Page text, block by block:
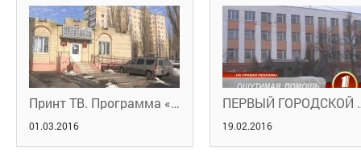
Принт ТВ. Программа «В нашей власти» от 15 февраля 2016 года
01.03.2016
ПЕРВЫЙ
19.02.2016